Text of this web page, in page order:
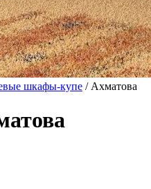
шкафы-купе / Ахматова